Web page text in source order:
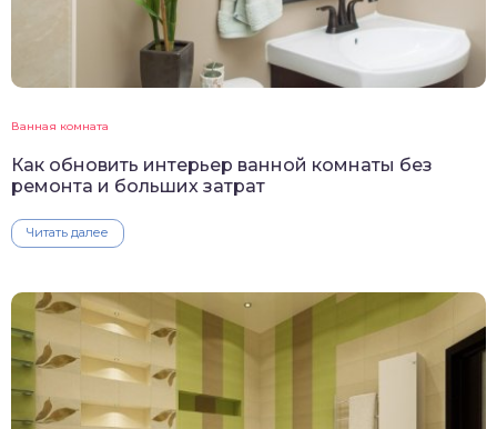
Ванная комната
Как обновить интерьер ванной комнаты без
ремонта и больших затрат
Читать далее